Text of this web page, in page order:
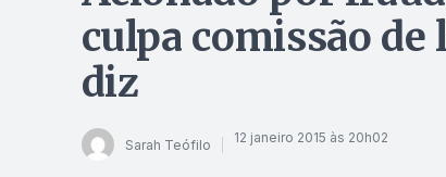
culpa comissão de
diz
Sarah Teófilo 12 janeiro 2015 às 20h02